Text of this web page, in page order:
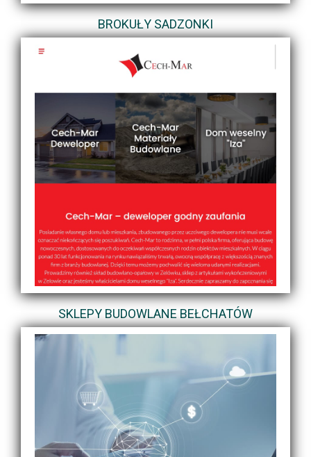
BROKUŁY SADZONKI
SKLEPY BUDOWLANE BEŁCHATÓW